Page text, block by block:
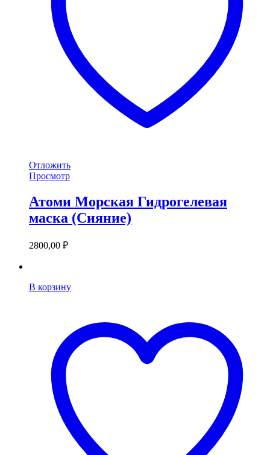
Отложить
Просмотр
Атоми Морская Гидрогелевая
маска (Сияние)
2800,00 ₽
В корзину